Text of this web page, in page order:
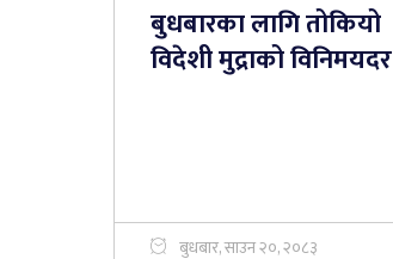
बुधबारका लागि तोकियो
विदेशी मुद्राको विनिमयदर
बुधबार, साउन २०, २०८३